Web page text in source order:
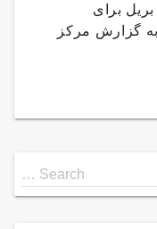
بریل برای
گزارش مركز
Search …